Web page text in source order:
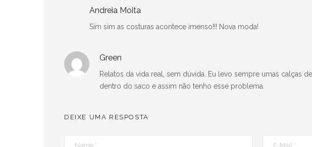
Andreia Moita
Sim sim as costuras acontece imenso!!! Nova moda!
Green
Relatos da vida real, sem dúvida. Eu levo sempre umas calças
dentro do saco e assim não tenho esse problema.
DEIXE UMA RESPOSTA